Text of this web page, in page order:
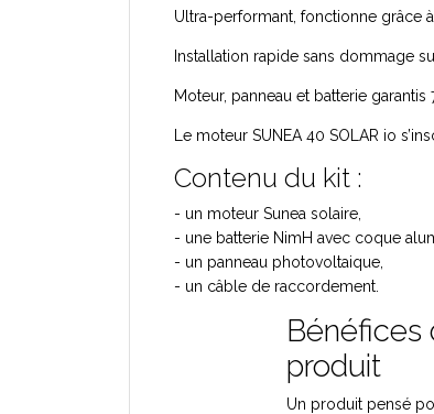
Ultra-performant, fonctionne grâce
Installation rapide sans dommage
Moteur, panneau et batterie garantis
Le moteur SUNEA 40 SOLAR io
Contenu du kit :
- un moteur Sunea solaire,
- une batterie NimH avec coque
- un panneau photovoltaique,
- un câble de raccordement.
Bénéfices
produit
Un produit pensé